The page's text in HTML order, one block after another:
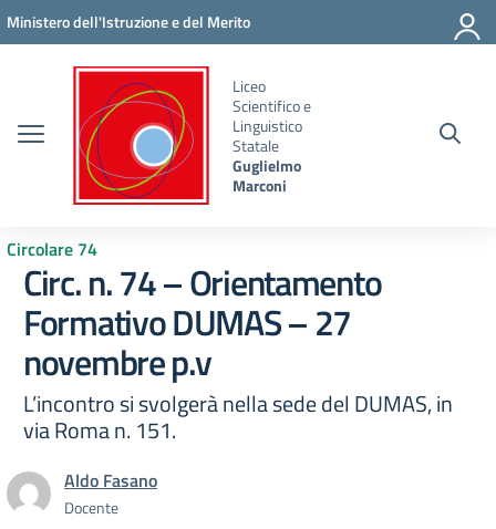
Vai ai contenuti
Vai al menu di navigazione
Vai al footer
Ministero dell'Istruzione e del Merito
Liceo
Scientifico e
Linguistico
Statale
Guglielmo
Marconi
Circolare 74
Circ. n. 74 – Orientamento
Formativo DUMAS – 27
novembre p.v
L’incontro si svolgerà nella sede del DUMAS, in
via Roma n. 151.
Aldo Fasano
Docente